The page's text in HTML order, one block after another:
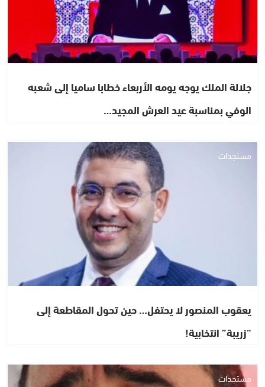
جلالة الملك يوجه يومه الأربعاء خطابا ساميا إلى شعبه
الوفي بمناسبة عيد العرش المجيد…
مستجدات
يعقوب المنصور لا يحتفل… حين تحول المقاطعة إلى
“زريبة” انتخابية!
مستجدات